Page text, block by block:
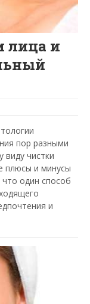
лица и
пор разными
виду чистки
плюсы и минусы
один способ
и